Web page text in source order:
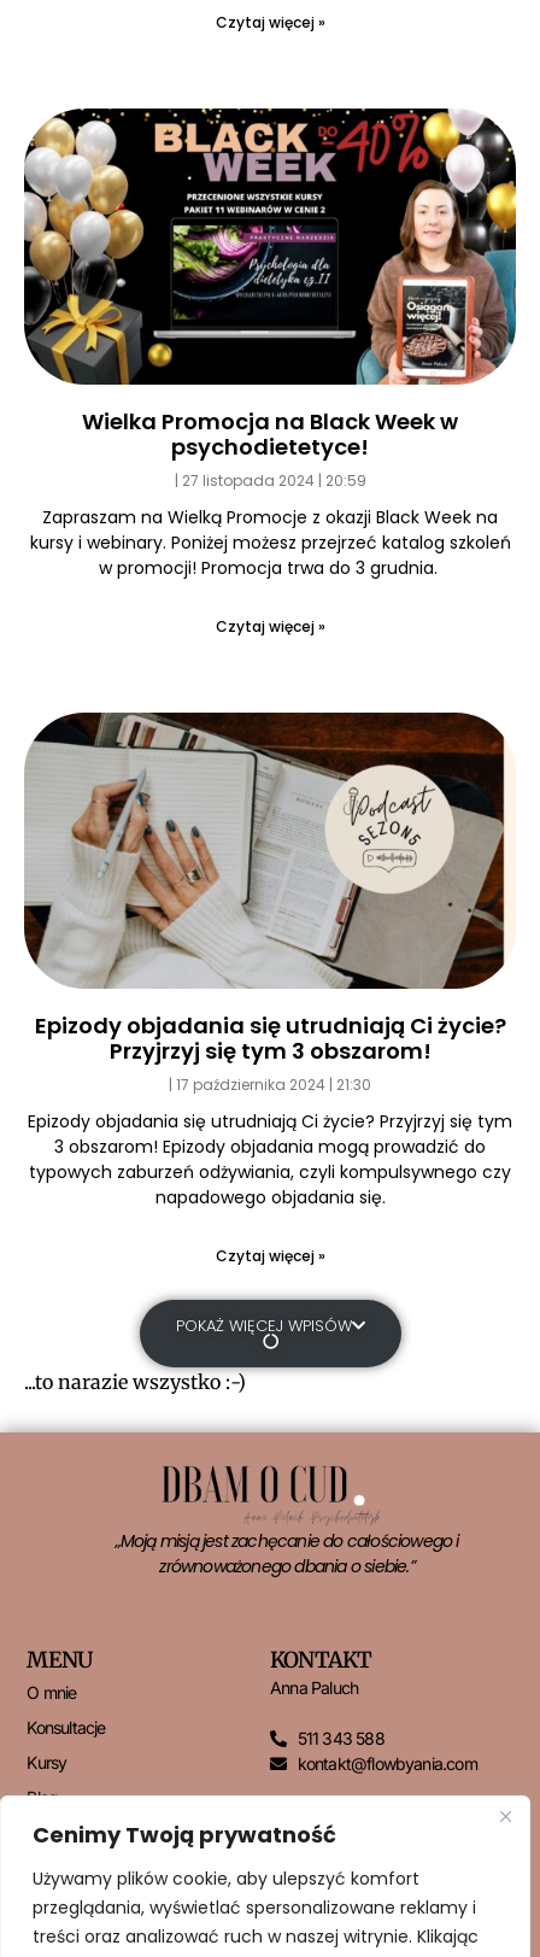
Cenimy Twoją prywatność
Używamy plików cookie, aby ulepszyć komfort
przeglądania, wyświetlać spersonalizowane reklamy i
treści oraz analizować ruch w naszej witrynie. Klikając
Czytaj więcej »
Wielka Promocja na Black Week w
psychodietetyce!
27 listopada 2024 20:59
Zapraszam na Wielką Promocje z okazji Black Week na
kursy i webinary. Poniżej możesz przejrzeć katalog szkoleń
w promocji! Promocja trwa do 3 grudnia.
Czytaj więcej »
Epizody objadania się utrudniają Ci życie?
Przyjrzyj się tym 3 obszarom!
17 października 2024 21:30
Epizody objadania się utrudniają Ci życie? Przyjrzyj się tym
3 obszarom! Epizody objadania mogą prowadzić do
typowych zaburzeń odżywiania, czyli kompulsywnego czy
napadowego objadania się.
Czytaj więcej »
POKAŻ WIĘCEJ WPISÓW
...to narazie wszystko :-)
„Moją misją jest zachęcanie do całościowego i
zrównoważonego dbania o siebie.”
MENU
O mnie
Konsultacje
Kursy
Blog
Kontakt
KONTAKT
Anna Paluch
511 343 588
kontakt@flowbyania.com
NEWSLETTER